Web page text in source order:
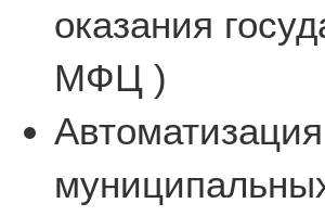
оказания
МФЦ )